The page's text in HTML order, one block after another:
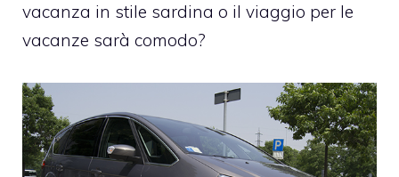
vacanza in stile sardina o il viaggio per le
vacanze sarà comodo?